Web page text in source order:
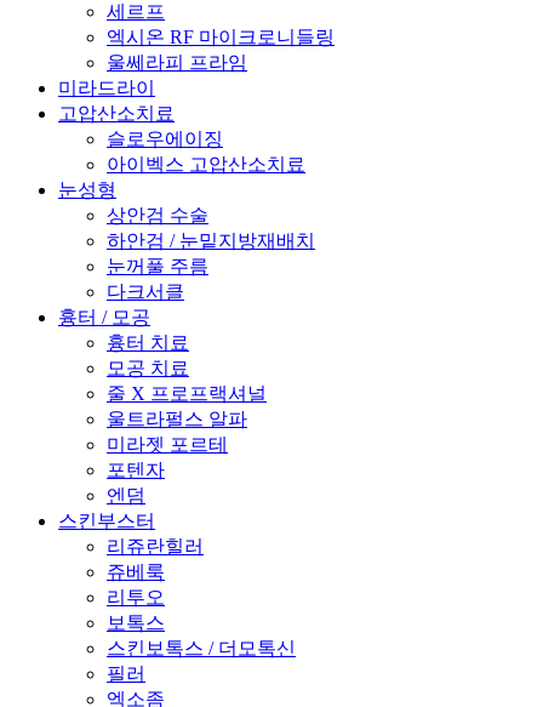
세르프
엑시온 RF 마이크로니들링
울쎄라피 프라임
미라드라이
고압산소치료
슬로우에이징
아이벡스 고압산소치료
눈성형
상안검 수술
하안검 / 눈밑지방재배치
눈꺼풀 주름
다크서클
흉터 / 모공
흉터 치료
모공 치료
줄 X 프로프랙셔널
울트라펄스 알파
미라젯 포르테
포텐자
엔덤
스킨부스터
리쥬란힐러
쥬베룩
리투오
보톡스
스킨보톡스 / 더모톡신
필러
엑소좀